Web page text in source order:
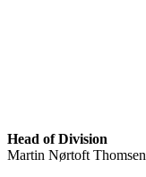
Head of Division
Martin Nørtoft Thomsen